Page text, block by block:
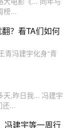
榜...
？看TA们如何
青冯建宇化身“青
天,昨日我... 冯建宇
还...
冯建宇等一周行